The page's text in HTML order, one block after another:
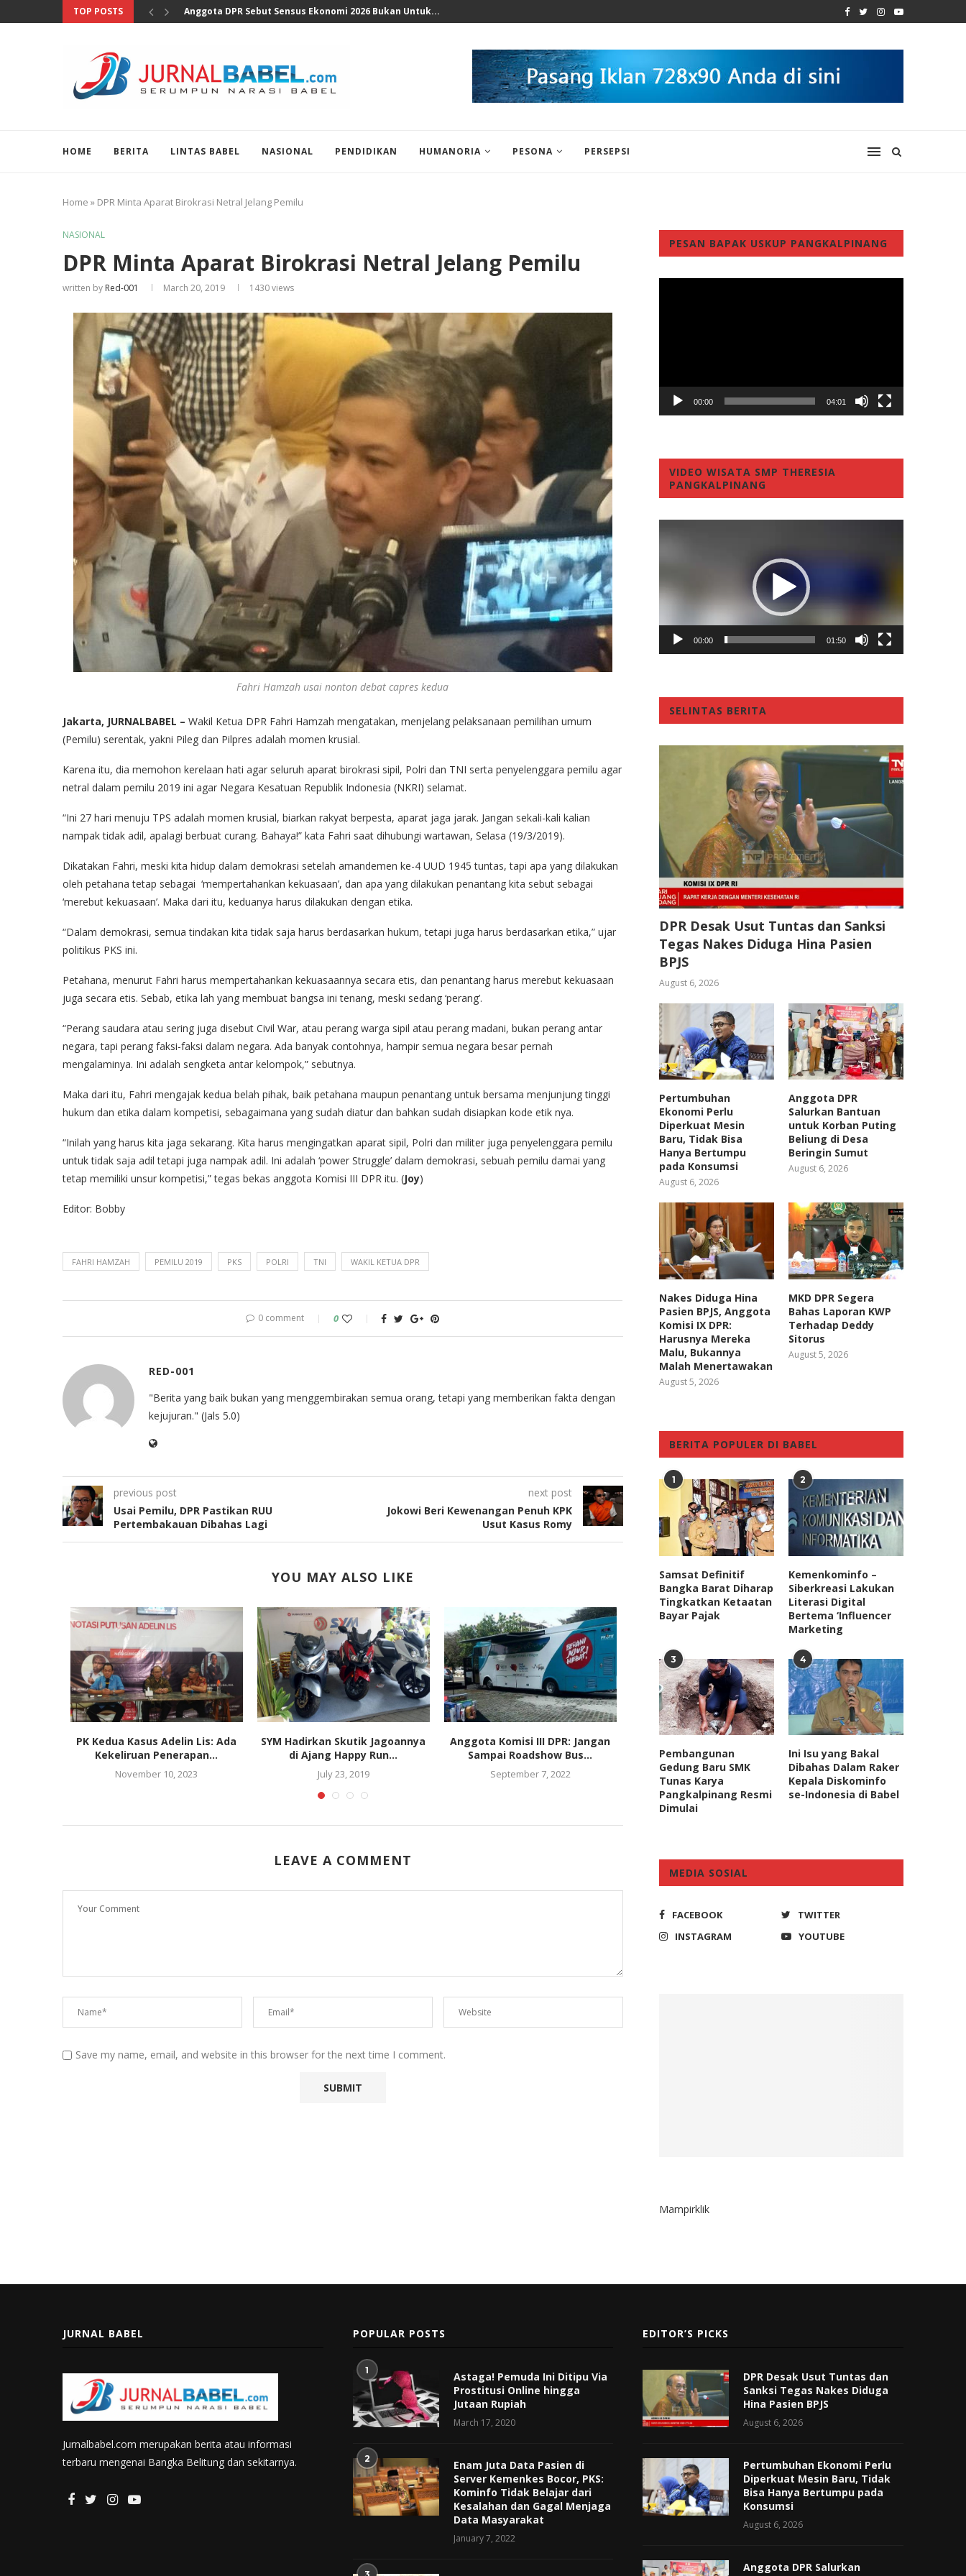
TOP POSTS Anggota DPR Sebut Sensus Ekonomi 2026 Bukan Untuk...
HOME BERITA LINTAS BABEL NASIONAL PENDIDIKAN HUMANORIA PESONA PERSEPSI
Home » DPR Minta Aparat Birokrasi Netral Jelang Pemilu
NASIONAL
DPR Minta Aparat Birokrasi Netral Jelang Pemilu
written by Red-001 March 20, 2019 1430views
Fahri Hamzah usai nonton debat capres kedua
Jakarta, JURNALBABEL – Wakil Ketua DPR Fahri Hamzah mengatakan, menjelang pelaksanaan pemilihan umum
(Pemilu) serentak, yakni Pileg dan Pilpres adalah momen krusial.
Karena itu, dia memohon kerelaan hati agar seluruh aparat birokrasi sipil, Polri dan TNI serta penyelenggara pemilu agar
netral dalam pemilu 2019 ini agar Negara Kesatuan Republik Indonesia (NKRI) selamat.
“Ini 27 hari menuju TPS adalah momen krusial, biarkan rakyat berpesta, aparat jaga jarak. Jangan sekali-kali kalian
nampak tidak adil, apalagi berbuat curang. Bahaya!” kata Fahri saat dihubungi wartawan, Selasa (19/3/2019).
Dikatakan Fahri, meski kita hidup dalam demokrasi setelah amandemen ke-4 UUD 1945 tuntas, tapi apa yang dilakukan
oleh petahana tetap sebagai ‘mempertahankan kekuasaan’, dan apa yang dilakukan penantang kita sebut sebagai
‘merebut kekuasaan’. Maka dari itu, keduanya harus dilakukan dengan etika.
“Dalam demokrasi, semua tindakan kita tidak saja harus berdasarkan hukum, tetapi juga harus berdasarkan etika,” ujar
politikus PKS ini.
Petahana, menurut Fahri harus mempertahankan kekuasaannya secara etis, dan penantang harus merebut kekuasaan
juga secara etis. Sebab, etika lah yang membuat bangsa ini tenang, meski sedang ‘perang’.
“Perang saudara atau sering juga disebut Civil War, atau perang warga sipil atau perang madani, bukan perang antar
negara, tapi perang faksi-faksi dalam negara. Ada banyak contohnya, hampir semua negara besar pernah
mengalaminya. Ini adalah sengketa antar kelompok,” sebutnya.
Maka dari itu, Fahri mengajak kedua belah pihak, baik petahana maupun penantang untuk bersama menjunjung tinggi
hukum dan etika dalam kompetisi, sebagaimana yang sudah diatur dan bahkan sudah disiapkan kode etik nya.
“Inilah yang harus kita jaga sekarang. Kita harus mengingatkan aparat sipil, Polri dan militer juga penyelenggara pemilu
untuk tidak saja adil tetapi juga nampak adil. Ini adalah ‘power Struggle’ dalam demokrasi, sebuah pemilu damai yang
tetap memiliki unsur kompetisi,” tegas bekas anggota Komisi III DPR itu. (Joy)
Editor: Bobby
FAHRI HAMZAH PEMILU 2019 PKS POLRI TNI WAKIL KETUA DPR
0 comment 0
RED-001
"Berita yang baik bukan yang menggembirakan semua orang, tetapi yang memberikan fakta dengan
kejujuran." (Jals 5.0)
previous post
Usai Pemilu, DPR Pastikan RUU
Pertembakauan Dibahas Lagi
next post
Jokowi Beri Kewenangan Penuh KPK
Usut Kasus Romy
YOU MAY ALSO LIKE
PK Kedua Kasus Adelin Lis: Ada
Kekeliruan Penerapan...
November 10, 2023
SYM Hadirkan Skutik Jagoannya
di Ajang Happy Run...
July 23, 2019
Anggota Komisi III DPR: Jangan
Sampai Roadshow Bus...
September 7, 2022
Polri Jangan Abuse...
April 1, 2020
Jokowi Masih Unggul...
January 30, 2019
LEAVE A COMMENT
Save my name, email, and website in this browser for the next time I comment.
PESAN BAPAK USKUP PANGKALPINANG
00:00 04:01
VIDEO WISATA SMP THERESIA
PANGKALPINANG
00:00 01:50
SELINTAS BERITA
DPR Desak Usut Tuntas dan Sanksi
Tegas Nakes Diduga Hina Pasien
BPJS
August 6, 2026
Pertumbuhan
Ekonomi Perlu
Diperkuat Mesin
Baru, Tidak Bisa
Hanya Bertumpu
pada Konsumsi
August 6, 2026
Anggota DPR
Salurkan Bantuan
untuk Korban Puting
Beliung di Desa
Beringin Sumut
August 6, 2026
Nakes Diduga Hina
Pasien BPJS, Anggota
Komisi IX DPR:
Harusnya Mereka
Malu, Bukannya
Malah Menertawakan
August 5, 2026
MKD DPR Segera
Bahas Laporan KWP
Terhadap Deddy
Sitorus
August 5, 2026
BERITA POPULER DI BABEL
1
Samsat Definitif
Bangka Barat Diharap
Tingkatkan Ketaatan
Bayar Pajak
2
Kemenkominfo –
Siberkreasi Lakukan
Literasi Digital
Bertema ‘Influencer
Marketing
3
Pembangunan
Gedung Baru SMK
Tunas Karya
Pangkalpinang Resmi
Dimulai
4
Ini Isu yang Bakal
Dibahas Dalam Raker
Kepala Diskominfo
se-Indonesia di Babel
MEDIA SOSIAL
FACEBOOK
TWITTER
INSTAGRAM
YOUTUBE
Mampirklik
JURNAL BABEL
Jurnalbabel.com merupakan berita atau informasi
terbaru mengenai Bangka Belitung dan sekitarnya.
POPULAR POSTS
1
Astaga! Pemuda Ini Ditipu Via
Prostitusi Online hingga
Jutaan Rupiah
March 17, 2020
2
Enam Juta Data Pasien di
Server Kemenkes Bocor, PKS:
Kominfo Tidak Belajar dari
Kesalahan dan Gagal Menjaga
Data Masyarakat
January 7, 2022
EDITOR’S PICKS
DPR Desak Usut Tuntas dan
Sanksi Tegas Nakes Diduga
Hina Pasien BPJS
August 6, 2026
Pertumbuhan Ekonomi Perlu
Diperkuat Mesin Baru, Tidak
Bisa Hanya Bertumpu pada
Konsumsi
August 6, 2026
Anggota DPR Salurkan